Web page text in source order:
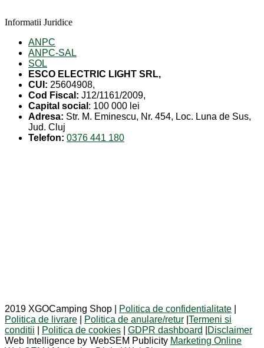
Informatii Juridice
ANPC
ANPC-SAL
SOL
ESCO ELECTRIC LIGHT SRL,
CUI: 25604908,
Cod Fiscal: J12/1161/2009,
Capital social : 100 000 lei
Adresa: Str. M. Eminescu, Nr. 454, Loc. Luna de Sus,
Jud. Cluj
Telefon: 0376 441 180
2019 XGOCamping Shop | Politica de confidentialitate
Politica de livrare
Politica de anulare/retur Termeni si
conditii
Politica de cookies GDPR dashboard
Disclaimer
Web Intelligence by WebSEM Publicity Marketing Online